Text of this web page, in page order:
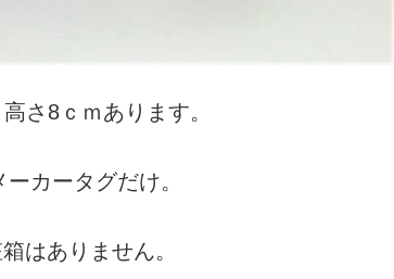
さ8ｃｍあります。
ーカータグだけ。
はありません。